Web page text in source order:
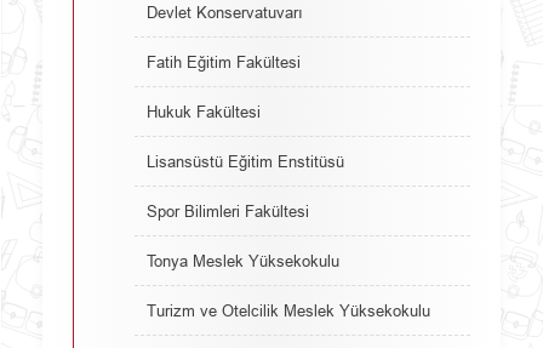
Devlet Konservatuvarı
Fatih Eğitim Fakültesi
Hukuk Fakültesi
Lisansüstü Eğitim Enstitüsü
Spor Bilimleri Fakültesi
Tonya Meslek Yüksekokulu
Turizm ve Otelcilik Meslek Yüksekokulu